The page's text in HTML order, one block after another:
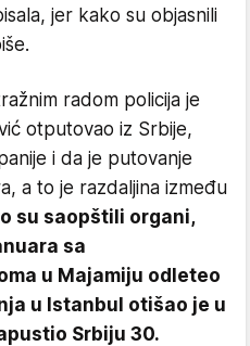
jer kako su objasnili
radom policija je
otputovao iz Srbije,
i da je putovanje
a to je razdaljina između
su saopštili organi,
sa
u Majamiju odleteo
u Istanbul otišao je u
Srbiju 30.